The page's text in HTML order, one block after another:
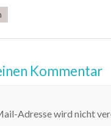
Kommentar
Adresse wird nicht